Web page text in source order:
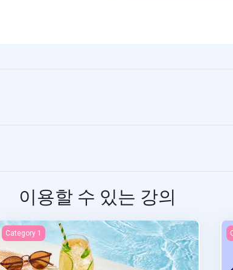
이용할 수 있는 강의
Examen final
Category 1